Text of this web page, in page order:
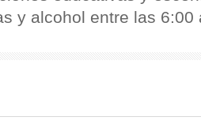
y alcohol entre las 6:00